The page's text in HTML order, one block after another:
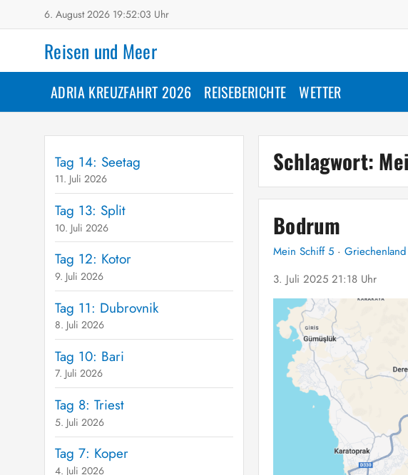
6. August 2026 19:52:04 Uhr
Reisen und Meer
ADRIA KREUZFAHRT 2026 REISEBERICHTE WETTER
Schlagwort:
Bodrum
Mein Schiff 5 ·
3. Juli 2025 21:18 Uhr
Tag 14: Seetag
11. Juli 2026
Tag 13: Split
10. Juli 2026
Tag 12: Kotor
9. Juli 2026
Tag 11: Dubrovnik
8. Juli 2026
Tag 10: Bari
7. Juli 2026
Tag 8: Triest
5. Juli 2026
Tag 7: Koper
4. Juli 2026